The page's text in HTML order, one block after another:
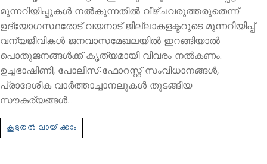
മുന്നറിയിപ്പുകള്‍ നല്‍കുന്നതില്‍ വീഴ്ചവരുത്തരുതെന്ന്
ഉദ്യോഗസ്ഥരോട് വയനാട് ജില്ലാകളക്ടറുടെ മുന്നറിയിപ്പ്.
വന്യജീവികള്‍ ജനവാസമേഖലയില്‍ ഇറങ്ങിയാല്‍
പൊതുജനങ്ങള്‍ക്ക് കൃത്യമായി വിവരം നല്‍കണം.
ഉച്ചഭാഷിണി, പോലീസ്-ഫോറസ്റ്റ് സംവിധാനങ്ങള്‍,
പ്രാദേശിക വാര്‍ത്താച്ചാനലുകള്‍ തുടങ്ങിയ
സൗകര്യങ്ങള്‍…